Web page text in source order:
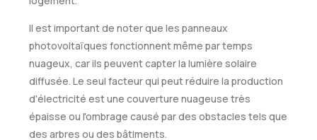
Il est important de noter que les panneaux
photovoltaïques fonctionnent même par temps
nuageux, car ils peuvent capter la lumière solaire
diffusée. Le seul facteur qui peut réduire la production
d'électricité est une couverture nuageuse très
épaisse ou l'ombrage causé par des obstacles tels que
des arbres ou des bâtiments.